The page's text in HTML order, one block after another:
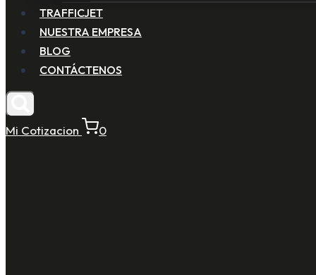
TRAFFICJET
NUESTRA EMPRESA
BLOG
CONTÁCTENOS
Mi Cotizacion 0